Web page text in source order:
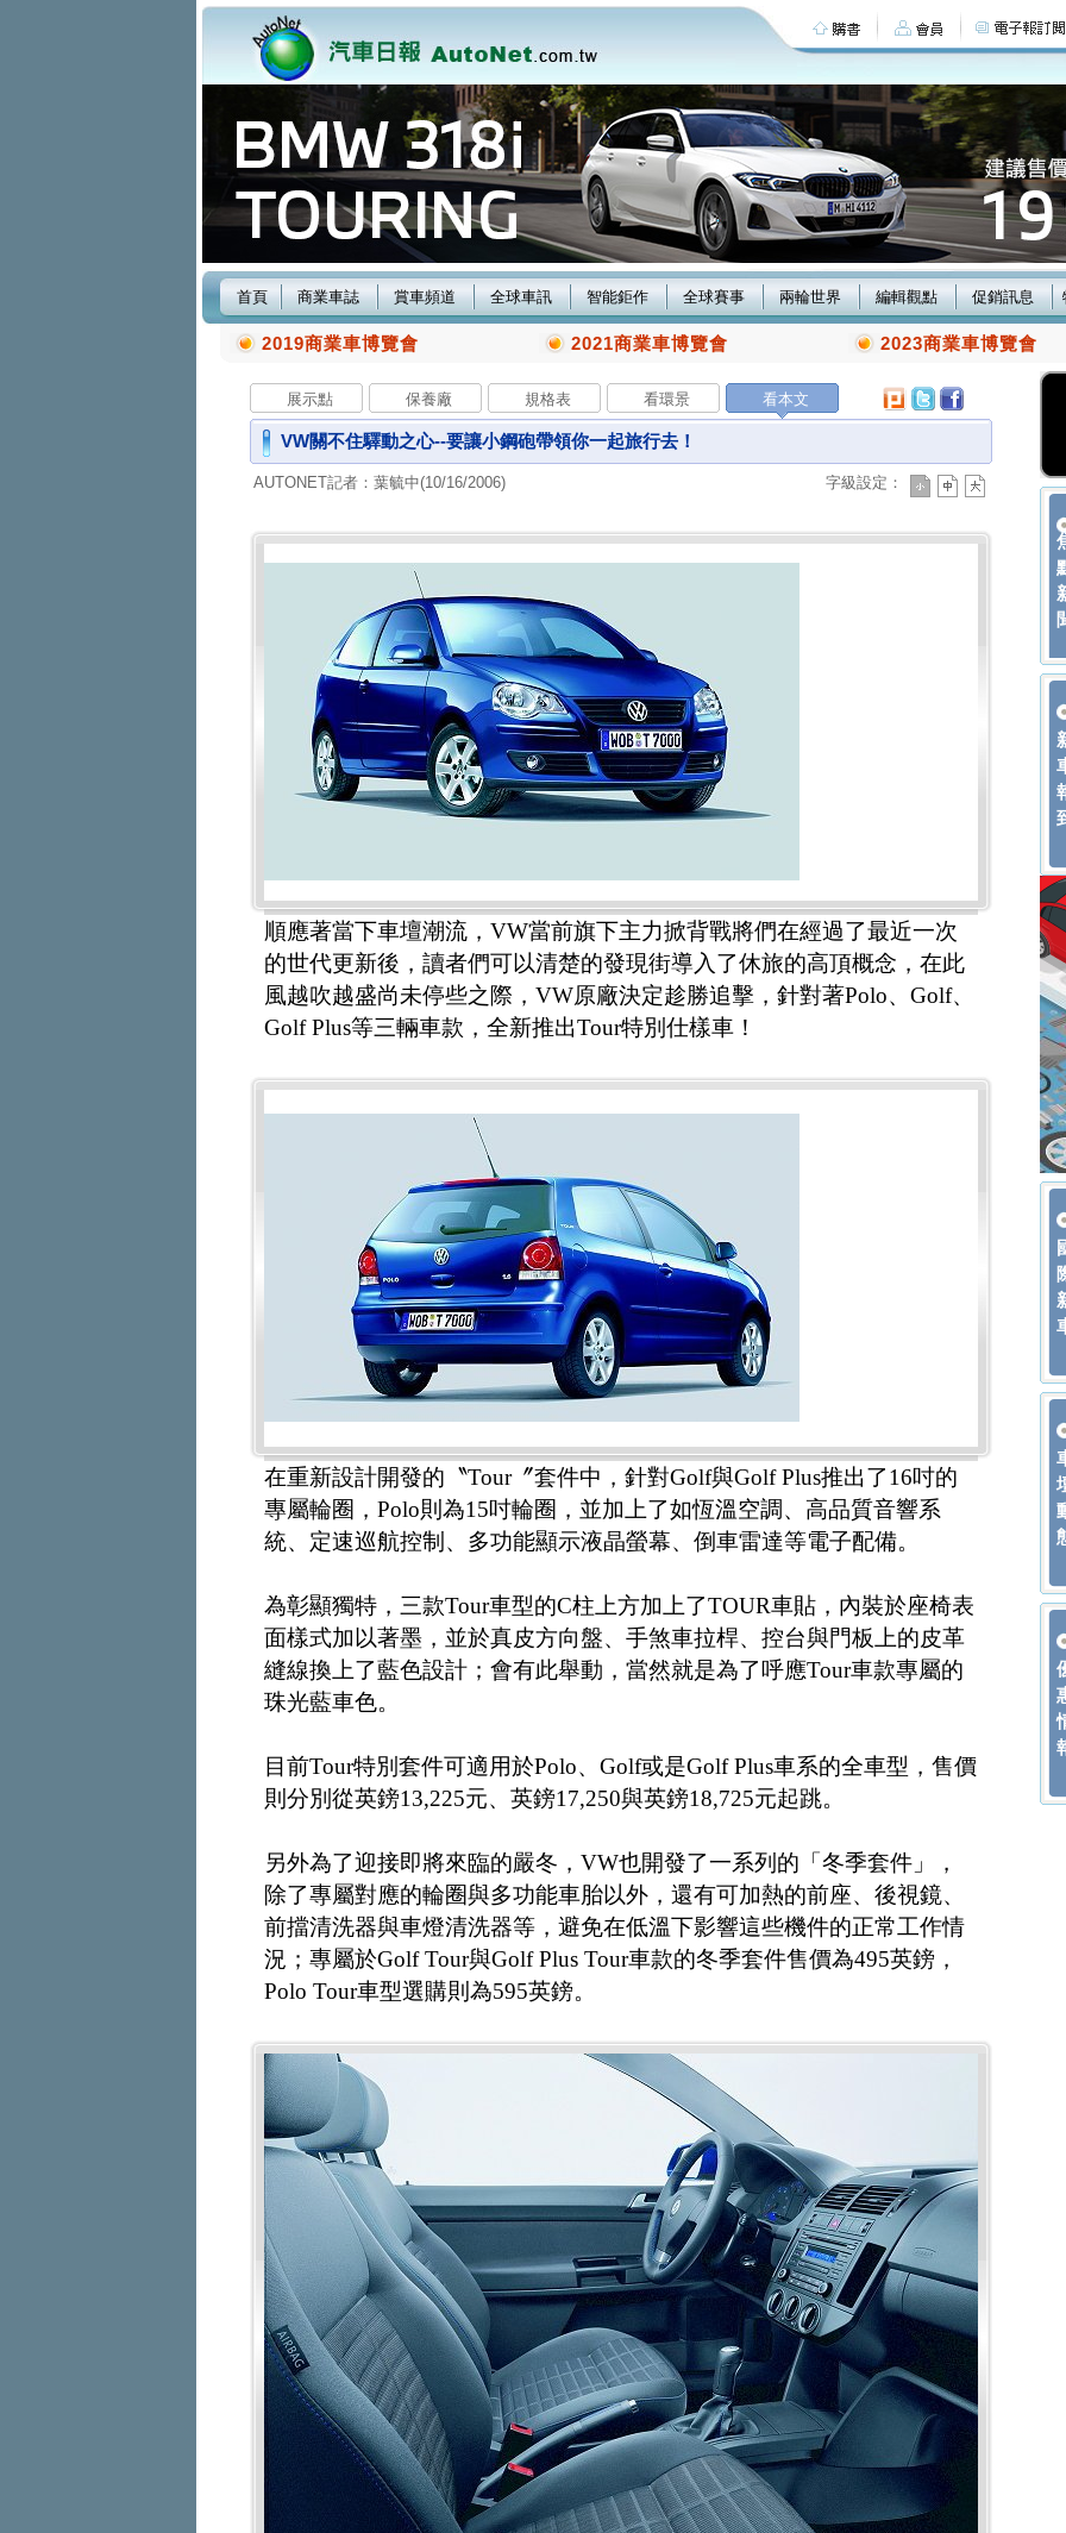
首頁 商業車誌 賞車頻道 全球車訊 智能鉅作 全球賽事 兩輪世界 編輯觀點 促銷訊息
2019商業車博覽會 2021商業車博覽會 2023商業車博覽會
展示點 保養廠 規格表 看環景 看本文
VW關不住驛動之心--要讓小鋼砲帶領你一起旅行去！
AUTONET記者：葉毓中(10/16/2006) 字級設定：
順應著當下車壇潮流，VW當前旗下主力掀背戰將們在經過了最近一次
的世代更新後，讀者們可以清楚的發現街導入了休旅的高頂概念，在此
風越吹越盛尚未停些之際，VW原廠決定趁勝追擊，針對著Polo、Golf、
Golf Plus等三輛車款，全新推出Tour特別仕樣車！
在重新設計開發的〝Tour〞套件中，針對Golf與Golf Plus推出了16吋的
專屬輪圈，Polo則為15吋輪圈，並加上了如恆溫空調、高品質音響系
統、定速巡航控制、多功能顯示液晶螢幕、倒車雷達等電子配備。
為彰顯獨特，三款Tour車型的C柱上方加上了TOUR車貼，內裝於座椅表
面樣式加以著墨，並於真皮方向盤、手煞車拉桿、控台與門板上的皮革
縫線換上了藍色設計；會有此舉動，當然就是為了呼應Tour車款專屬的
珠光藍車色。
目前Tour特別套件可適用於Polo、Golf或是Golf Plus車系的全車型，售價
則分別從英鎊13,225元、英鎊17,250與英鎊18,725元起跳。
另外為了迎接即將來臨的嚴冬，VW也開發了一系列的「冬季套件」，
除了專屬對應的輪圈與多功能車胎以外，還有可加熱的前座、後視鏡、
前擋清洗器與車燈清洗器等，避免在低溫下影響這些機件的正常工作情
況；專屬於Golf Tour與Golf Plus Tour車款的冬季套件售價為495英鎊，
Polo Tour車型選購則為595英鎊。